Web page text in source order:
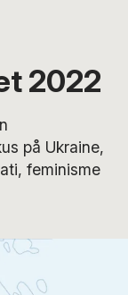
2022
på Ukraine,
feminisme